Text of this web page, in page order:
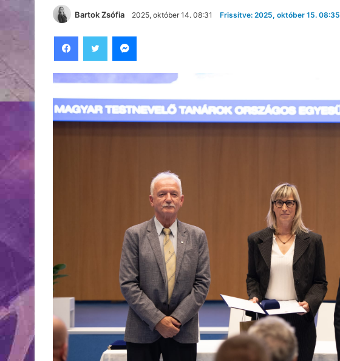
Bartok Zsófia 2025, október 14. 08:31 Frissítve: 2025, október 15. 08:35